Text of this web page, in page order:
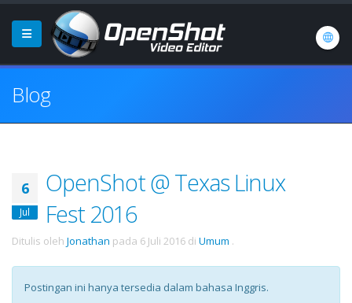
Blog
6
Jul
OpenShot @ Texas Linux
Fest 2016
Ditulis oleh Jonathan pada 6 Juli 2016 di Umum .
Postingan ini hanya tersedia dalam bahasa Inggris.